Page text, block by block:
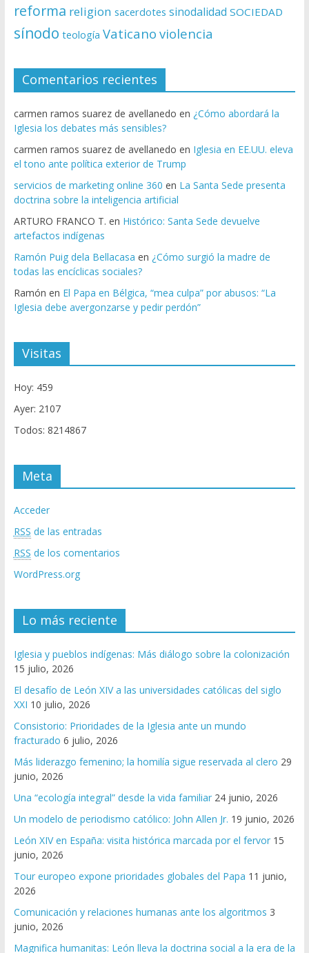
reforma religion sacerdotes sinodalidad SOCIEDAD
sínodo teología Vaticano violencia
Comentarios recientes
carmen ramos suarez de avellanedo en ¿Cómo abordará la
Iglesia los debates más sensibles?
carmen ramos suarez de avellanedo en Iglesia en EE.UU. eleva
el tono ante política exterior de Trump
servicios de marketing online 360 en La Santa Sede presenta
doctrina sobre la inteligencia artificial
ARTURO FRANCO T. en Histórico: Santa Sede devuelve
artefactos indígenas
Ramón Puig dela Bellacasa en ¿Cómo surgió la madre de
todas las encíclicas sociales?
Ramón en El Papa en Bélgica, “mea culpa” por abusos: “La
Iglesia debe avergonzarse y pedir perdón”
Visitas
Hoy: 459
Ayer: 2107
Todos: 8214867
Meta
Acceder
RSS de las entradas
RSS de los comentarios
WordPress.org
Lo más reciente
Iglesia y pueblos indígenas: Más diálogo sobre la colonización
15 julio, 2026
El desafío de León XIV a las universidades católicas del siglo
XXI 10 julio, 2026
Consistorio: Prioridades de la Iglesia ante un mundo
fracturado 6 julio, 2026
Más liderazgo femenino; la homilía sigue reservada al clero 29
junio, 2026
Una “ecología integral” desde la vida familiar 24 junio, 2026
Un modelo de periodismo católico: John Allen Jr. 19 junio, 2026
León XIV en España: visita histórica marcada por el fervor 15
junio, 2026
Tour europeo expone prioridades globales del Papa 11 junio,
2026
Comunicación y relaciones humanas ante los algoritmos 3
junio, 2026
Magnifica humanitas: León lleva la doctrina social a la era de la